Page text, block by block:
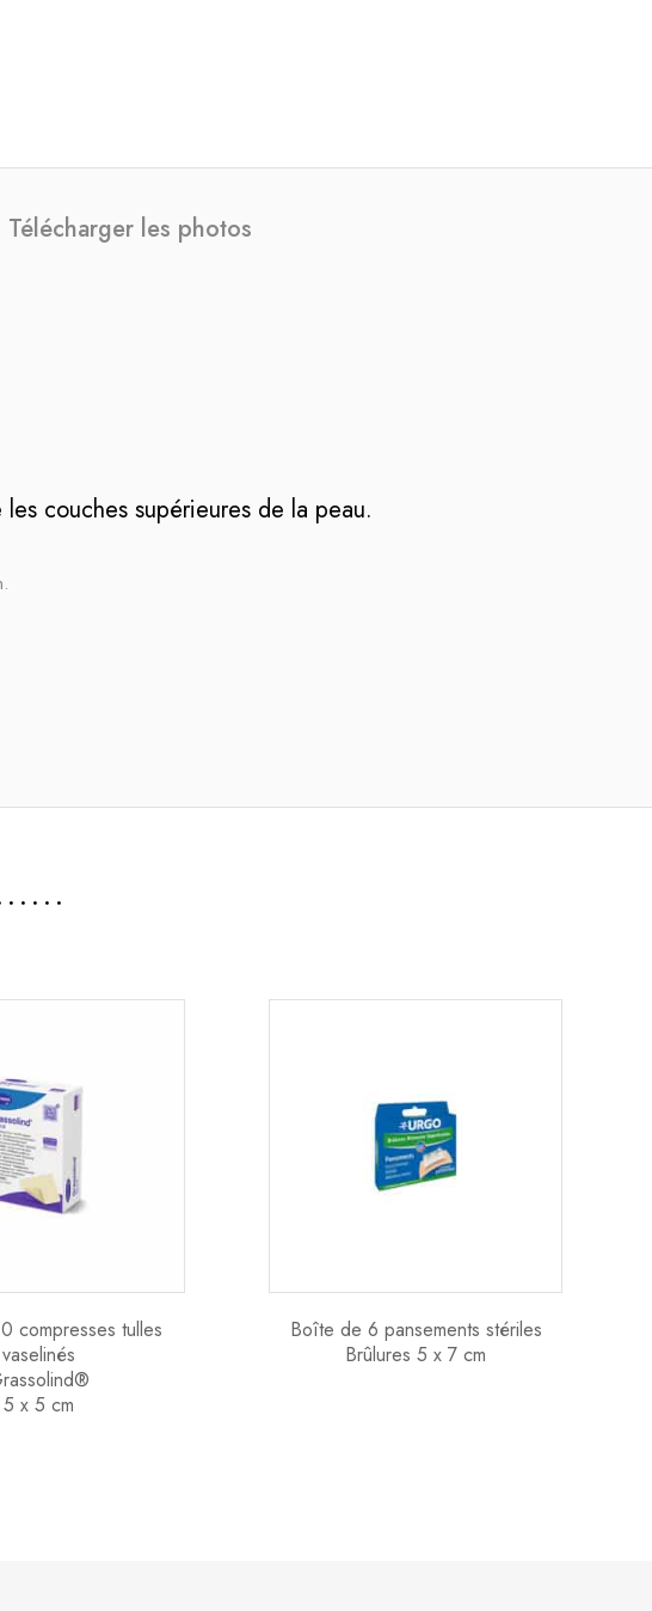
Télécharger les photos
couches supérieures de la peau.
compresses tulles
vaselinés
5 x 5 cm
Boîte de 6 pansements stériles
Brûlures 5 x 7 cm